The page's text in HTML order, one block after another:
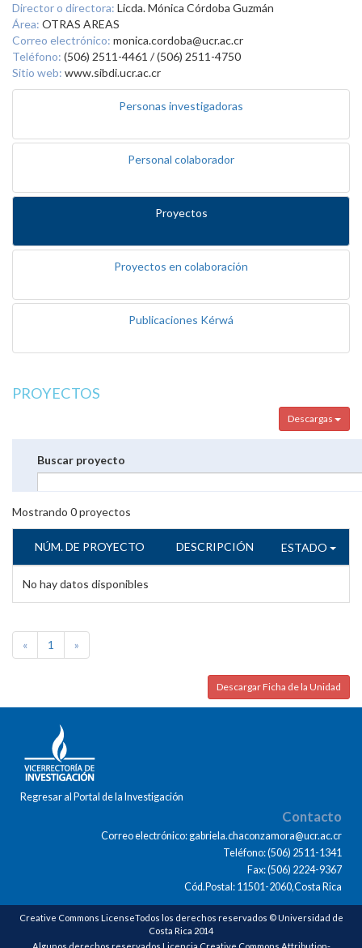
Director o directora: Licda. Mónica Córdoba Guzmán
Área: OTRAS AREAS
Correo electrónico: monica.cordoba@ucr.ac.cr
Teléfono: (506) 2511-4461 / (506) 2511-4750
Sitio web: www.sibdi.ucr.ac.cr
Personas investigadoras
Personal colaborador
Proyectos
Proyectos en colaboración
Publicaciones Kérwá
PROYECTOS
Descargas
Buscar proyecto
Mostrando 0proyectos
NÚM. DE PROYECTO DESCRIPCIÓN ESTADO
No hay datos disponibles
« 1 »
Descargar Ficha de la Unidad
Regresar al Portal de la Investigación
Contacto
Correo electrónico: gabriela.chaconzamora@ucr.ac.cr
Teléfono: (506) 2511-1341
Fax: (506) 2224-9367
Cód.Postal: 11501-2060,Costa Rica
Creative Commons LicenseTodos los derechos reservados © Universidad de
Costa Rica 2014